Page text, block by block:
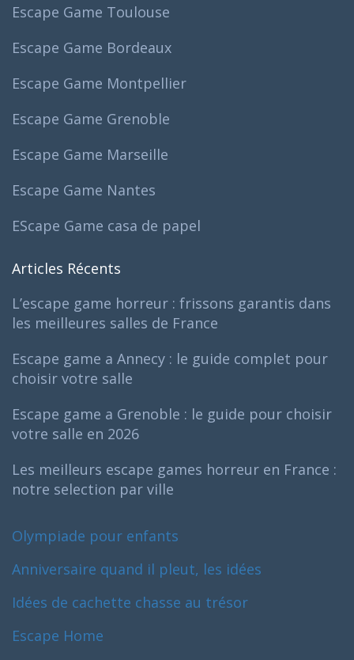
Escape Game Toulouse
Escape Game Bordeaux
Escape Game Montpellier
Escape Game Grenoble
Escape Game Marseille
Escape Game Nantes
EScape Game casa de papel
Articles Récents
L’escape game horreur : frissons garantis dans
les meilleures salles de France
Escape game a Annecy : le guide complet pour
choisir votre salle
Escape game a Grenoble : le guide pour choisir
votre salle en 2026
Les meilleurs escape games horreur en France :
notre selection par ville
Olympiade pour enfants
Anniversaire quand il pleut, les idées
Idées de cachette chasse au trésor
Escape Home